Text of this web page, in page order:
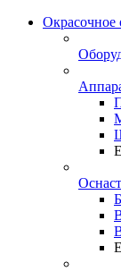
Окрасочное